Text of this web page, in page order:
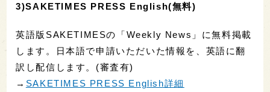
3)SAKETIMES PRESS English(無料)
英語版SAKETIMESの「Weekly News」に無料掲載
します。日本語で申請いただいた情報を、英語に翻
訳し配信します。(審査有)
→ SAKETIMES PRESS English詳細